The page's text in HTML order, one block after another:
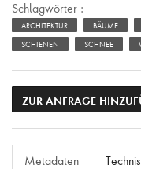
Schlagwörter :
ARCHITEKTUR BÄUME
SCHIENEN SCHNEE
ZUR ANFRAGE
Metadaten